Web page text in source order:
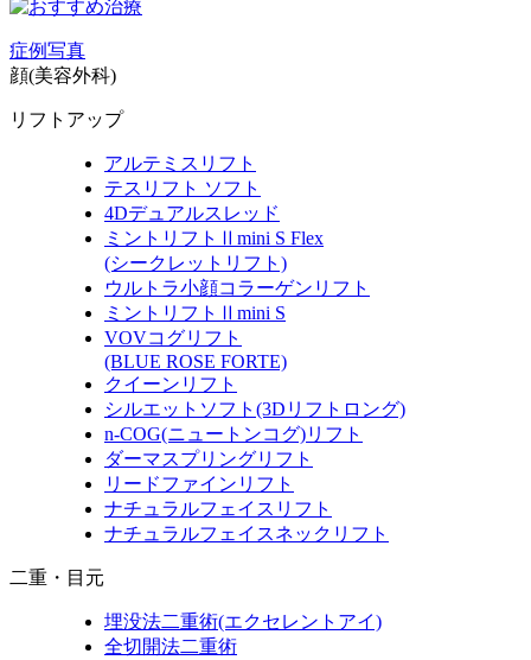
症例写真
顔(美容外科)
リフトアップ
アルテミスリフト
テスリフト ソフト
4Dデュアルスレッド
ミントリフトⅡmini S Flex
(シークレットリフト)
ウルトラ小顔コラーゲンリフト
ミントリフトⅡmini S
VOVコグリフト
(BLUE ROSE FORTE)
クイーンリフト
シルエットソフト (3Dリフトロング)
n-COG(ニュートンコグ)リフト
ダーマスプリングリフト
リードファインリフト
ナチュラルフェイスリフト
ナチュラルフェイスネックリフト
二重・目元
埋没法二重術(エクセレントアイ)
全切開法二重術